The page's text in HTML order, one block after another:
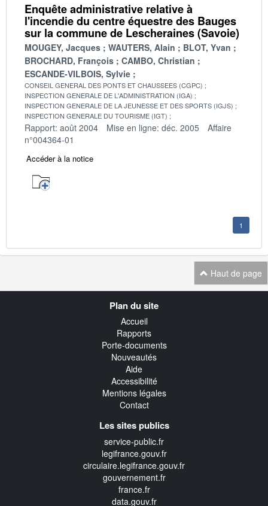
Enquête administrative relative à
l'incendie du centre équestre des Bauges
sur la commune de Lescheraines (Savoie)
MOUGEY, Jacques WAUTERS, Alain
BLOT, Yvan
BROCHARD, François
CAMBO, Christian
ESCANDE-VILBOIS, Sylvie
CONSEIL GENERAL DES PONTS ET CHAUSSEES (CGPC)
INSPECTION GENERALE DE L'ADMINISTRATION (IGA)
INSPECTION GENERALE DE LA JEUNESSE ET DES SPORTS (IGJS)
INSPECTION GENERALE DU TOURISME (IGT)
Rapport: août 2004 Mise en ligne: déc. 2005
Affaire
n°004364-01
Accéder à la notice
1
Haut de page
Plan du site
Accueil
Rapports
Porte-documents
Nouveautés
Aide
Accessibilité
Mentions légales
Contact
Les sites publics
service-public.fr
legifrance.gouv.fr
circulaire.legifrance.gouv.fr
gouvernement.fr
france.fr
data.gouv.fr